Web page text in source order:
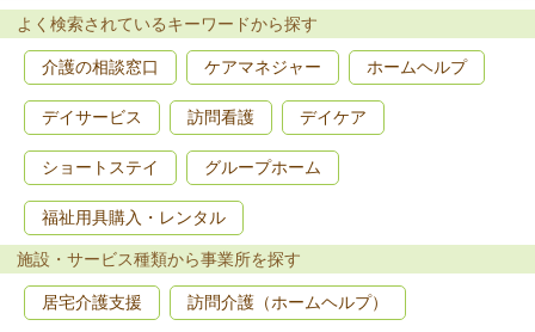
よく検索されているキーワードから探す
介護の相談窓口 ケアマネジャー ホームヘルプ
デイサービス 訪問看護 デイケア
ショートステイ グループホーム
福祉用具購入・レンタル
施設・サービス種類から事業所を探す
居宅介護支援 訪問介護（ホームヘルプ）